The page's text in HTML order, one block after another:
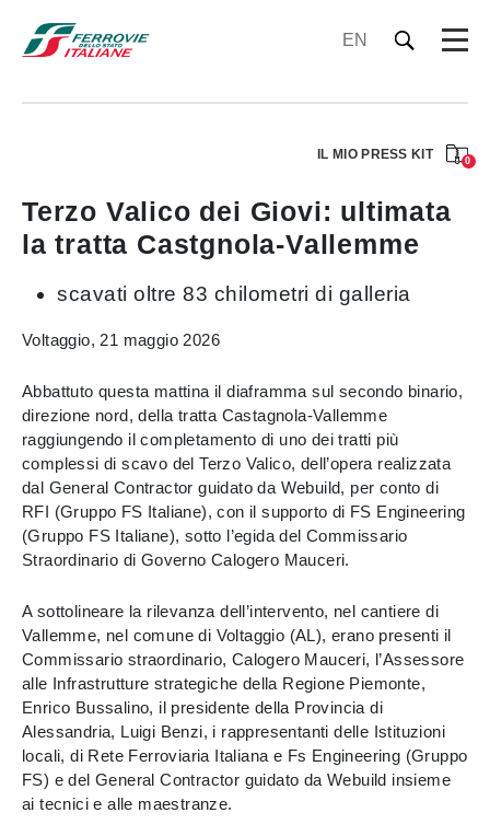
EN
IL MIO PRESS KIT 0
Terzo Valico dei Giovi: ultimata
la tratta Castgnola-Vallemme
scavati oltre 83 chilometri di galleria
Voltaggio, 21 maggio 2026
Abbattuto questa mattina il diaframma sul secondo binario,
direzione nord, della tratta Castagnola-Vallemme
raggiungendo il completamento di uno dei tratti più
complessi di scavo del Terzo Valico, dell’opera realizzata
dal General Contractor guidato da Webuild, per conto di
RFI (Gruppo FS Italiane), con il supporto di FS Engineering
(Gruppo FS Italiane), sotto l’egida del Commissario
Straordinario di Governo Calogero Mauceri.
A sottolineare la rilevanza dell’intervento, nel cantiere di
Vallemme, nel comune di Voltaggio (AL), erano presenti il
Commissario straordinario, Calogero Mauceri, l’Assessore
alle Infrastrutture strategiche della Regione Piemonte,
Enrico Bussalino, il presidente della Provincia di
Alessandria, Luigi Benzi, i rappresentanti delle Istituzioni
locali, di Rete Ferroviaria Italiana e Fs Engineering (Gruppo
FS) e del General Contractor guidato da Webuild insieme
ai tecnici e alle maestranze.